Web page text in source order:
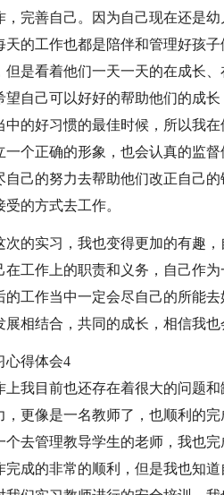
，完善自己。因为自己现在还是
天的工作也都是陪伴和管理好孩
但是看着他们一天一天的在成长
望自己可以好好的帮助他们的成
中的好习惯的最佳时候，所以我
一个正确的形象，也会认真的监
自己的努力去帮助他们改正自己
的方式去工作。
次的实习，我也变得更加的有趣
在工作上的职责和义务，自己作
的工作当中一定会尽自己的所能
展相结合，共同的成长，相信我
心得体会4
上我目前也还存在着很大的问题
，更像是一名教师了，也顺利的
个去管理教导学生的老师，我也
完成的非常的顺利，但是我也知